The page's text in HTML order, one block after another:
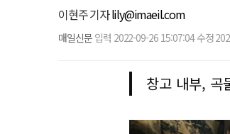
이현주 기자lily@imaeil.com
매일신문 입력 2022-09-26 15:07:04 수정
창고 내부, 곡